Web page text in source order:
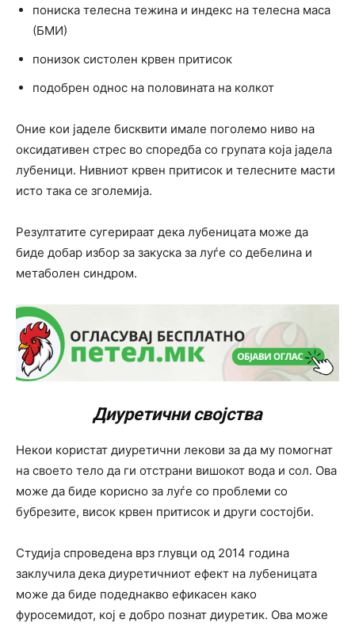
пониска телесна тежина и индекс на телесна маса
(БМИ)
понизок систолен крвен притисок
подобрен однос на половината на колкот
Оние кои јаделе бисквити имале поголемо ниво на
оксидативен стрес во споредба со групата која јадела
лубеници. Нивниот крвен притисок и телесните масти
исто така се зголемија.
Резултатите сугерираат дека лубеницата може да
биде добар избор за закуска за луѓе со дебелина и
метаболен синдром.
Диуретични својства
Некои користат диуретични лекови за да му помогнат
на своето тело да ги отстрани вишокот вода и сол. Ова
може да биде корисно за луѓе со проблеми со
бубрезите, висок крвен притисок и други состојби.
Студија спроведена врз глувци од 2014 година
заклучила дека диуретичниот ефект на лубеницата
може да биде подеднакво ефикасен како
фуросемидот, кој е добро познат диуретик. Ова може